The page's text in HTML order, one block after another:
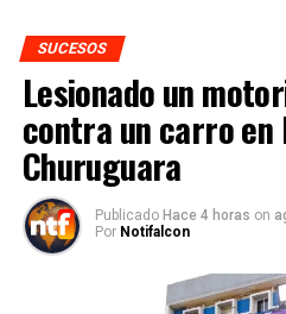
SUCESOS
Lesionado un
contra un carro en
Churuguara
Publicado Hace 4 horas on
Por Notifalcon